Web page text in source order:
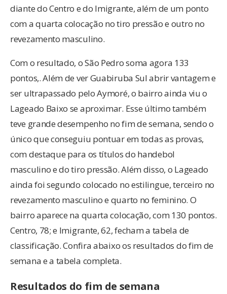
diante do Centro e do Imigrante, além de um ponto
com a quarta colocação no tiro pressão e outro no
revezamento masculino.
Com o resultado, o São Pedro soma agora 133
pontos,. Além de ver Guabiruba Sul abrir vantagem e
ser ultrapassado pelo Aymoré, o bairro ainda viu o
Lageado Baixo se aproximar. Esse último também
teve grande desempenho no fim de semana, sendo o
único que conseguiu pontuar em todas as provas,
com destaque para os títulos do handebol
masculino e do tiro pressão. Além disso, o Lageado
ainda foi segundo colocado no estilingue, terceiro no
revezamento masculino e quarto no feminino. O
bairro aparece na quarta colocação, com 130 pontos.
Centro, 78; e Imigrante, 62, fecham a tabela de
classificação. Confira abaixo os resultados do fim de
semana e a tabela completa.
Resultados do fim de semana